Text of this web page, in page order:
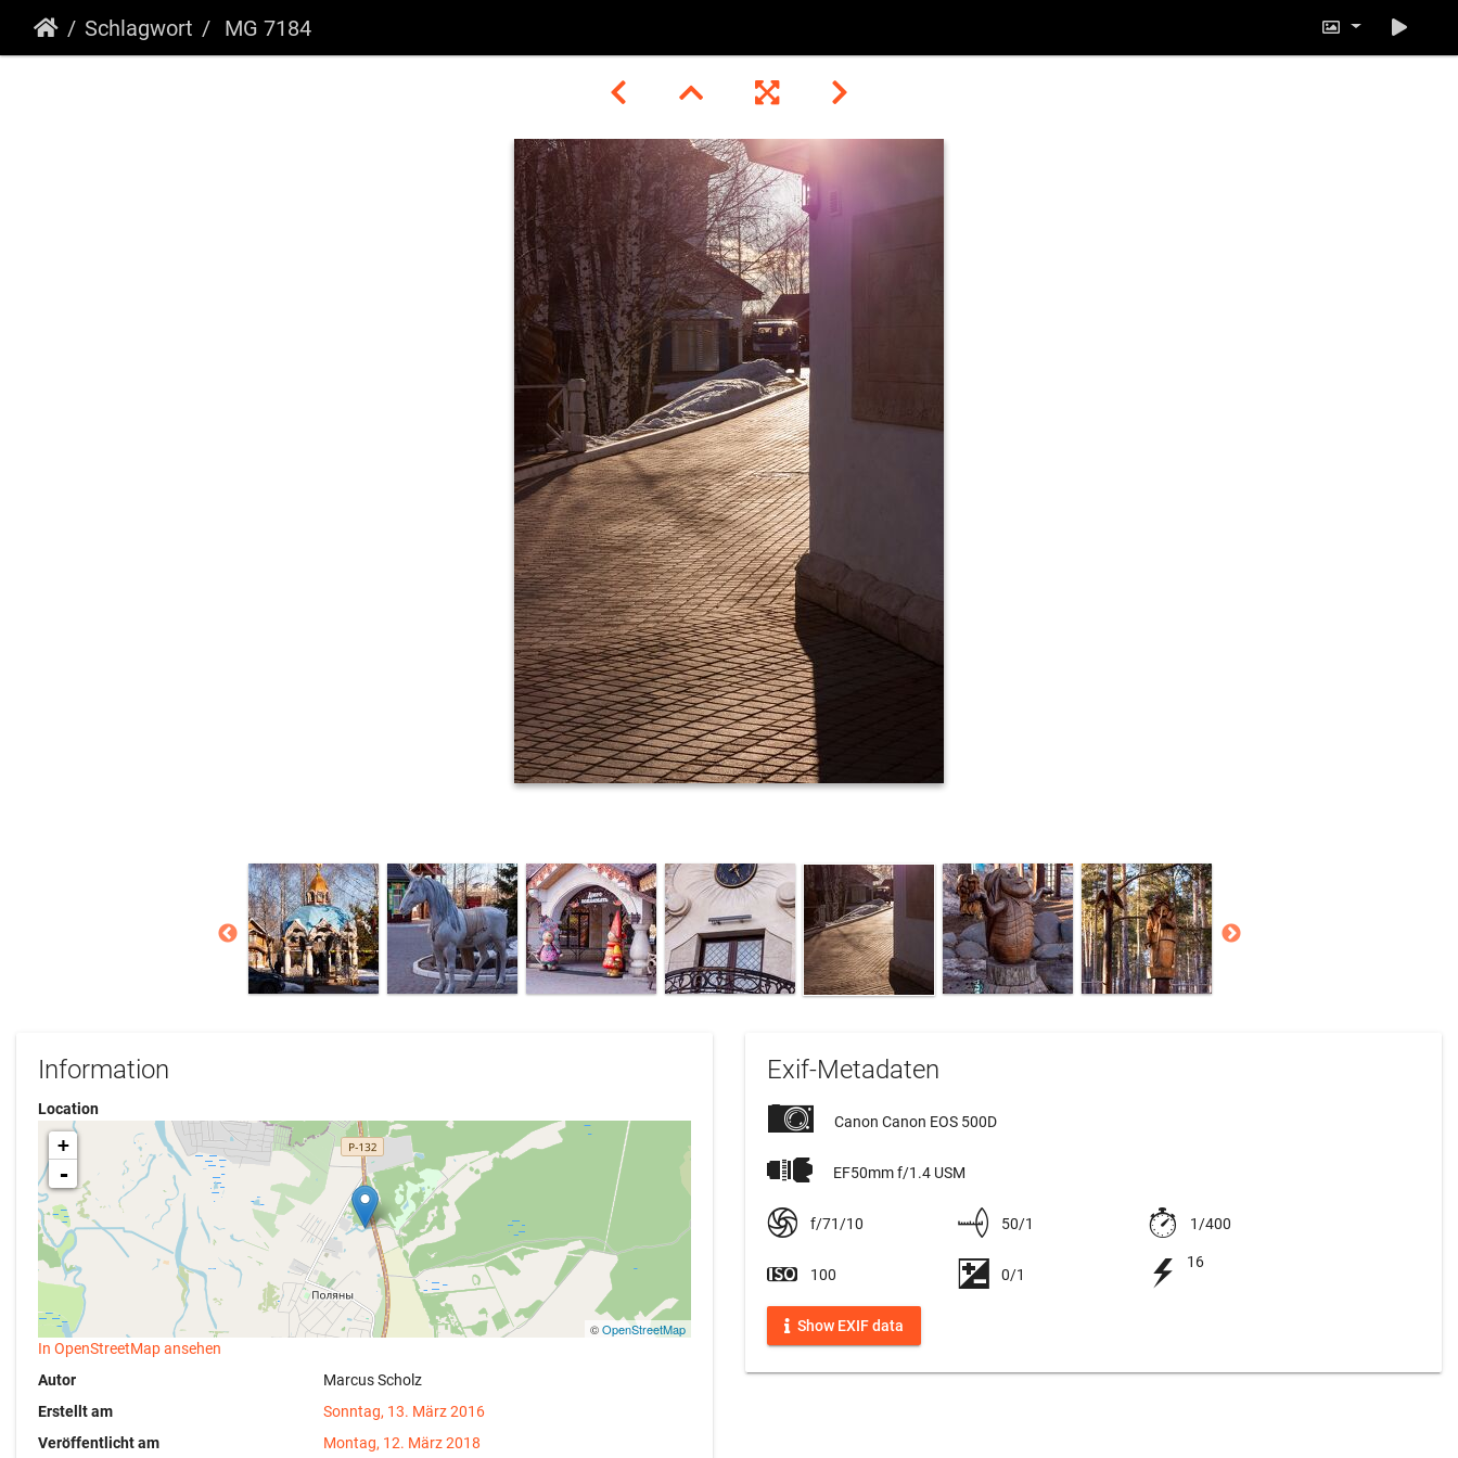
Schlagwort MG 7184
Information
Location
+
-
©OpenStreetMap
In OpenStreetMap ansehen
Autor
Marcus Scholz
Erstellt am
Sonntag, 13. März 2016
Veröffentlicht am
Montag, 12. März 2018
Exif-Metadaten
Canon Canon EOS 500D
EF50mm f/1.4 USM
f/71/10 50/1 1/400
100 0/1
16
Show EXIF data